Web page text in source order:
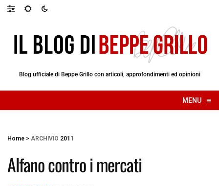
Blog ufficiale di Beppe Grillo con articoli, approfondimenti ed opinioni
MENU ≡
☰
Home > ARCHIVIO 2011
Alfano contro i mercati